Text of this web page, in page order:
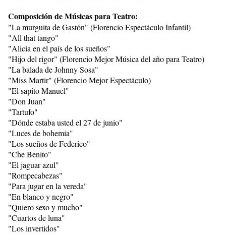
Composición de Músicas para Teatro:
"La murguita de Gastón" (Florencio Espectáculo Infantil)
"All that tango"
"Alicia en el país de los sueños"
"Hijo del rigor" (Florencio Mejor Música del año para Teatro)
"La balada de Johnny Sosa"
"Miss Martir" (Florencio Mejor Espectáculo)
"El sapito Manuel"
"Don Juan"
"Tartufo"
"Dónde estaba usted el 27 de junio"
"Luces de bohemia"
"Los sueños de Federico"
"Che Benito"
"El jaguar azul"
"Rompecabezas"
"Para jugar en la vereda"
"En blanco y negro"
"Quiero sexo y mucho"
"Cuartos de luna"
"Los invertidos"